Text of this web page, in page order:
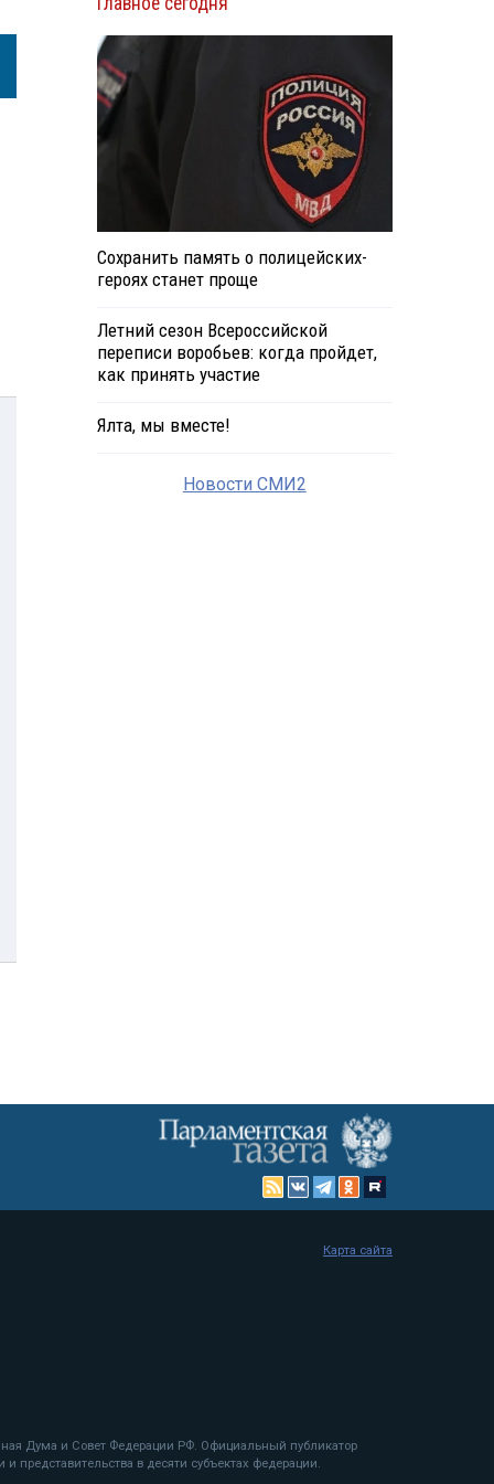
Сохранить память о полицейских-
героях станет проще
Летний сезон Всероссийской
переписи воробьев: когда пройдет,
как принять участие
Ялта, мы вместе!
Новости СМИ2
Дума и Совет Федерации РФ. Официальный публикатор
представительства в десяти субъектах федерации.
Карта сайта